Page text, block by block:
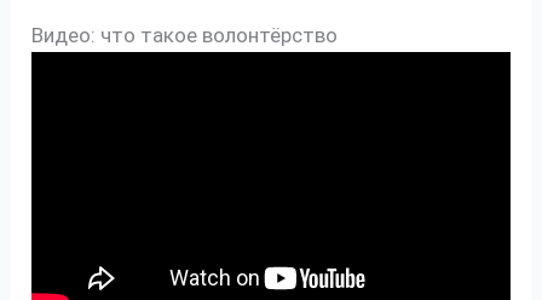
Видео: что такое волонтёрство